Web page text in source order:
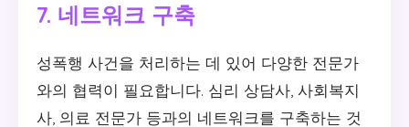
7. 네트워크 구축
성폭행 사건을 처리하는 데 있어 다양한 전문가
와의 협력이 필요합니다. 심리 상담사, 사회복지
사, 의료 전문가 등과의 네트워크를 구축하는 것